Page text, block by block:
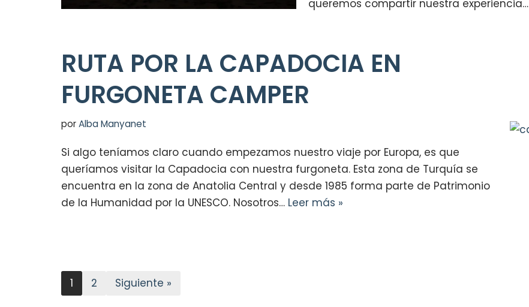
queremos compartir nuestra experiencia…
RUTA POR LA CAPADOCIA EN
FURGONETA CAMPER
porAlba Manyanet
Si algo teníamos claro cuando empezamos nuestro viaje por Europa, es que
queríamos visitar la Capadocia con nuestra furgoneta. Esta zona de Turquía se
encuentra en la zona de Anatolia Central y desde 1985 forma parte de Patrimonio
de la Humanidad por la UNESCO. Nosotros… Leer más »
1 2 Siguiente »